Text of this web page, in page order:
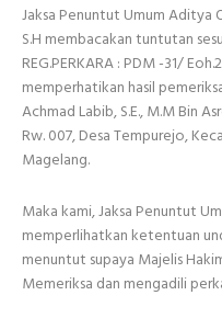
Jaksa Penuntut Umum Aditya
S.H membacakan tuntutan
REG.PERKARA : PDM -31/
memperhatikan hasil
Achmad Labib, S.E., M.M Bin
Rw. 007, Desa Tempurejo,
Magelang.
Maka kami, Jaksa Penuntut
memperlihatkan ketentuan
menuntut supaya Majelis
Memeriksa dan mengadili